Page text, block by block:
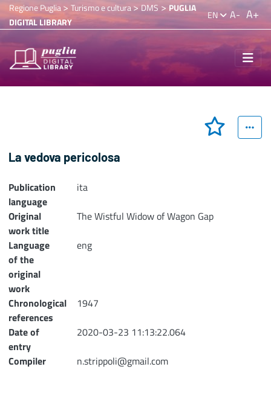
Regione Puglia> Turismo e cultura>DMS > PUGLIA
DIGITAL LIBRARY
EN A- A+
La vedova pericolosa
Publication
language
ita
Original
work title
The Wistful Widow of Wagon Gap
Language
of the
original
work
eng
Chronological
references
1947
Date of
entry
2020-03-23 11:13:22.064
Compiler
n.strippoli@gmail.com